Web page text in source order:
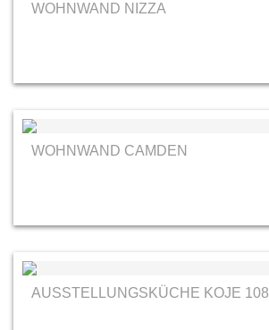
WOHNWAND NIZZA
WOHNWAND CAMDEN
AUSSTELLUNGSKÜCHE KOJE 108